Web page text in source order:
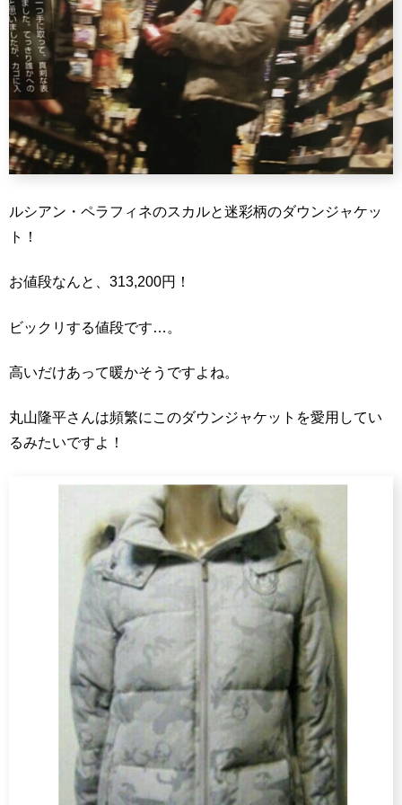
ルシアン・ペラフィネのスカルと迷彩柄のダウンジャケッ
ト！
お値段なんと、313,200円！
ビックリする値段です…。
高いだけあって暖かそうですよね。
丸山隆平さんは頻繁にこのダウンジャケットを愛用してい
るみたいですよ！